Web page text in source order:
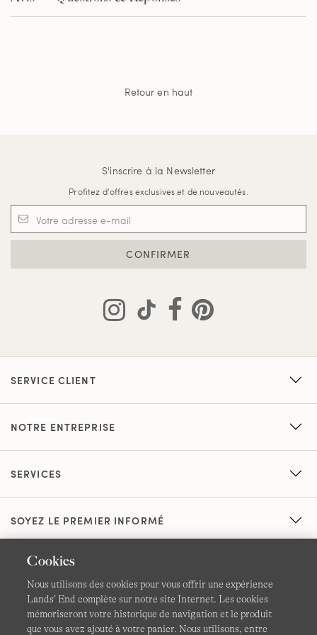
Retour en haut
S'inscrire à la Newsletter
Profitez d'offres exclusives et de nouveautés.
CONFIRMER
SERVICE CLIENT
NOTRE ENTREPRISE
SERVICES
SOYEZ LE PREMIER INFORMÉ
Cookies
Nous utilisons des cookies pour vous offrir une expérience
Lands’ End complète sur notre site Internet. Les cookies
mémoriseront votre historique de navigation et le produit
que vous avez ajouté à votre panier. Nous utilisons, entre